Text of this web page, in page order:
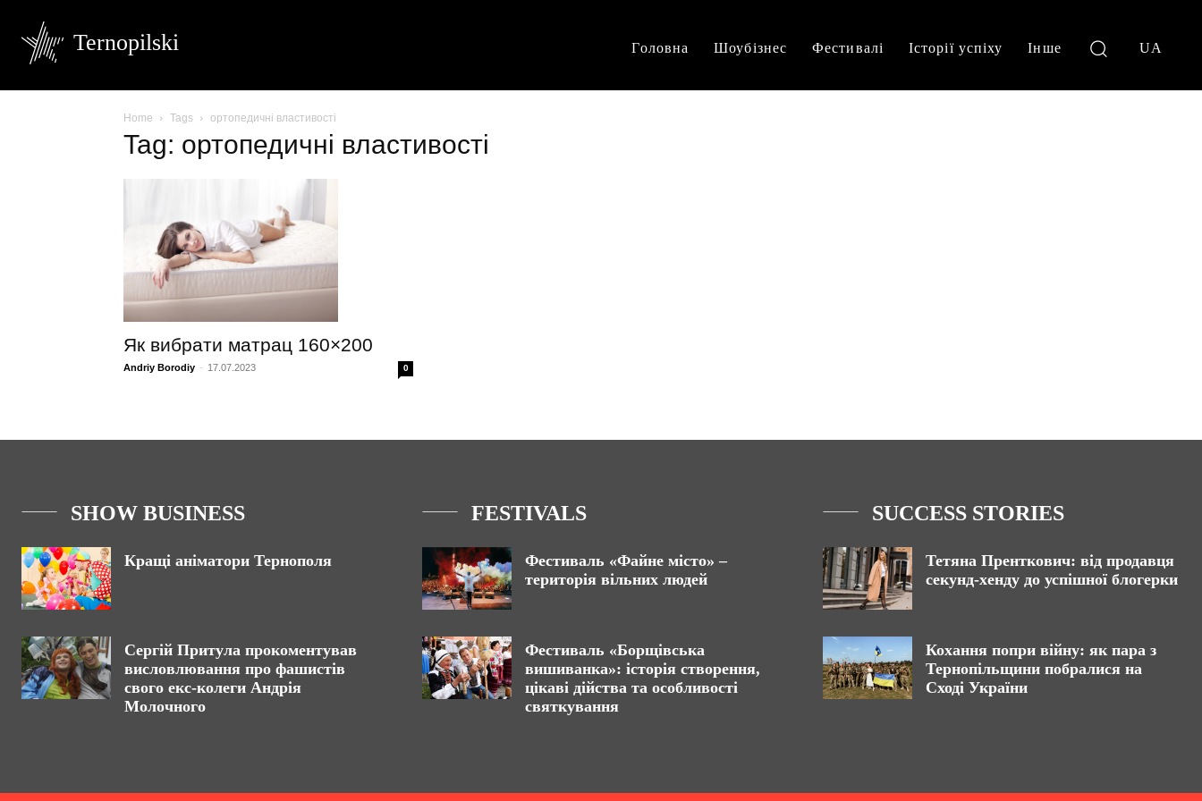
Ternopilski Головна Шоубізнес Фестивалі Історії успіху Інше UA
Home Tags ортопедичні властивості
Tag: ортопедичні властивості
Як вибрати матрац 160×200
Andriy Borodiy - 17.07.2023 0
SHOW BUSINESS
Кращі аніматори Тернополя
Сергій Притула прокоментував
висловлювання про фашистів
свого екс-колеги Андрія
Молочного
FESTIVALS
Фестиваль «Файне місто» –
територія вільних людей
Фестиваль «Борщівська
вишиванка»: історія створення,
цікаві дійства та особливості
святкування
SUCCESS STORIES
Тетяна Пренткович: від продавця
секунд-хенду до успішної блогерки
Кохання попри війну: як пара з
Тернопільщини побралися на
Сході України